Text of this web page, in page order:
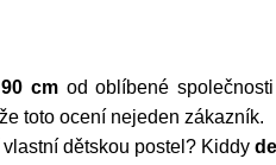
cm od oblíbené společnosti
toto ocení nejeden zákazník.
dětskou postel? Kiddy